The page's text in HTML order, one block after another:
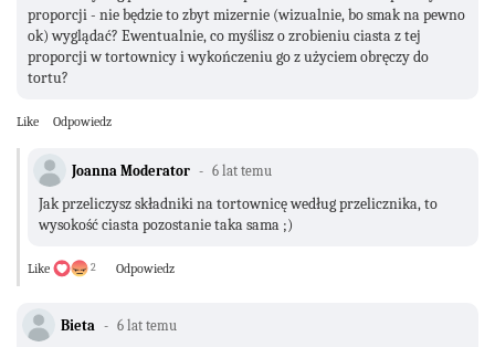
proporcji - nie będzie to zbyt mizernie (wizualnie, bo smak na pewno
ok) wyglądać? Ewentualnie, co myślisz o zrobieniu ciasta z tej
proporcji w tortownicy i wykończeniu go z użyciem obręczy do
tortu?
Like Odpowiedz
Joanna Moderator 6 lat temu
Jak przeliczysz składniki na tortownicę według przelicznika, to
wysokość ciasta pozostanie taka sama ;)
Like 2 Odpowiedz
Bieta 6 lat temu